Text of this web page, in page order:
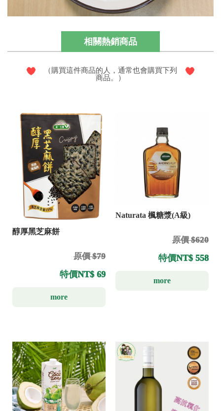
相關熱銷商品
（購買這件商品的人，通常也會購買下列
商品。）
醇厚黑芝麻餅
原價 $79
特價NT$ 69
more
Naturata 楓糖漿(A級)
原價 $620
特價NT$ 558
more